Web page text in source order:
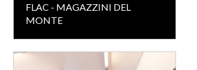
FLAC - MAGAZZINI DEL
MONTE